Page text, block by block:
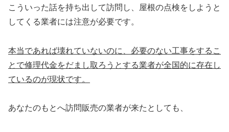
こういった話を持ち出して訪問し、屋根の点検をしようと
してくる業者には注意が必要です。
本当であれば壊れていないのに、必要のない工事をするこ
とで修理代金をだまし取ろうとする業者が全国的に存在し
ているのが現状です。
あなたのもとへ訪問販売の業者が来たとしても、